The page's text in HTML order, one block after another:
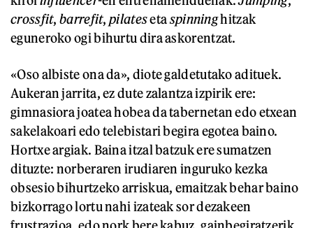
crossfit,barrefit,pilatesetaspinninghitzak
eguneroko ogi bihurtu dira askorentzat.
«Oso albiste ona da», diote galdetutako adituek.
Aukeran jarrita, ez dute zalantza izpirik ere:
gimnasiora joatea hobea da tabernetan edo etxean
sakelakoari edo telebistari begira egotea baino.
Hortxe argiak. Baina itzal batzuk ere sumatzen
dituzte: norberaren irudiaren inguruko kezka
obsesio bihurtzeko arriskua, emaitzak behar baino
bizkorrago lortu nahi izateak sor dezakeen